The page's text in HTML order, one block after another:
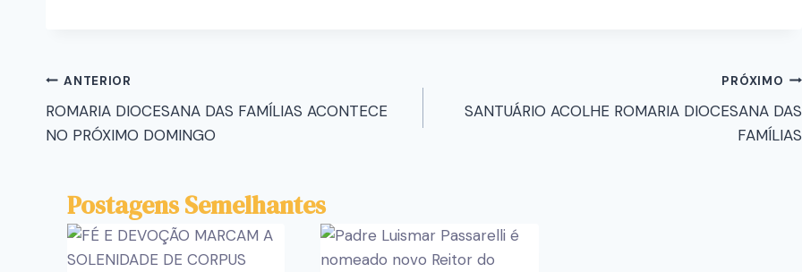
ANTERIOR
ROMARIA DIOCESANA DAS FAMÍLIAS ACONTECE
NO PRÓXIMO DOMINGO
PRÓXIMO
SANTUÁRIO ACOLHE ROMARIA DIOCESANA DAS
FAMÍLIAS
Postagens Semelhantes